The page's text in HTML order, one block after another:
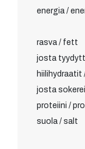
energia /
rasva / fett
josta
hiilihydraatit
josta
proteiini /
suola / salt